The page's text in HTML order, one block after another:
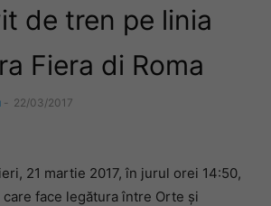
de tren pe linia
Fiera di Roma
- 22/03/2017
21 martie 2017, în jurul orei 14:50,
care face legătura între Orte și